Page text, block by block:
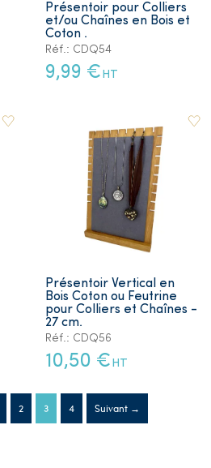
Présentoir pour Colliers
et/ou Chaînes en Bois et
Coton .
Réf.: CDQ54
9,99 € HT
Présentoir Vertical en
Bois Coton ou Feutrine
pour Colliers et Chaînes -
27 cm.
Réf.: CDQ56
10,50 € HT
2 3 4 Suivant →